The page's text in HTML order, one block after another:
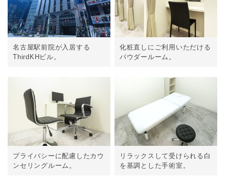
名古屋駅前院が入居する
ThirdKHビル。
化粧直しにご利用いただける
パウダールーム。
プライバシーに配慮したカウ
ンセリングルーム。
リラックスして受けられる白
を基調とした手術室。